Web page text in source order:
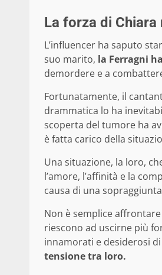
La forza di
L’influencer ha saputo
suo marito, la Ferragni
demordere e a
Fortunatamente, il
drammatica lo ha
scoperta del tumore ha
è fatta carico della
Una situazione, la loro,
l’amore, l’affinità e la
causa di una
Non è semplice
riescono ad uscirne più
innamorati e desiderosi
tensione tra loro.